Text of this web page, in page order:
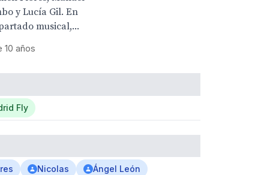
y Lucía Gil. En
musical,...
10 años
Fly
Nicolas
Ángel León